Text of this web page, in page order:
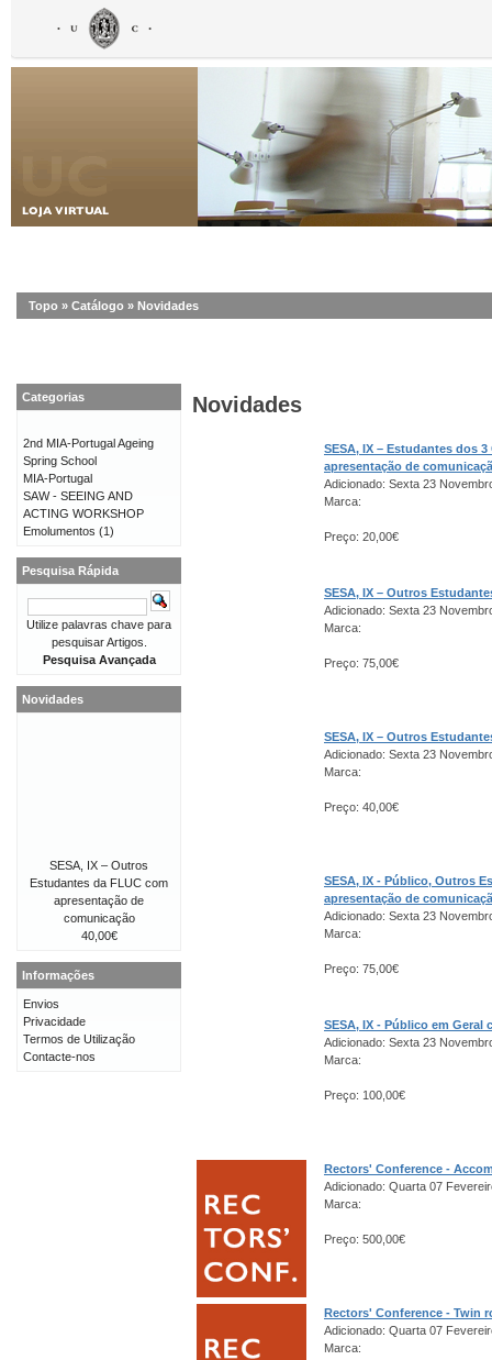
Topo » Catálogo » Novidades
Novidades
SESA, IX – Estudantes dos
apresentação de
Adicionado: Sexta 23
Marca:
Preço: 20,00€
SESA, IX – Outros
Adicionado: Sexta 23
Marca:
Preço: 75,00€
SESA, IX – Outros
Adicionado: Sexta 23
Marca:
Preço: 40,00€
SESA, IX - Público, Outros
apresentação de
Adicionado: Sexta 23
Marca:
Preço: 75,00€
SESA, IX - Público em
Adicionado: Sexta 23
Marca:
Preço: 100,00€
Rectors' Conference -
Adicionado: Quarta 07
Marca:
Preço: 500,00€
Rectors' Conference - Twin
Adicionado: Quarta 07
Marca:
Categorias
2nd MIA-Portugal Ageing
Spring School
MIA-Portugal
SAW - SEEING AND
ACTING WORKSHOP
Emolumentos (1)
Pesquisa Rápida
Utilize palavras chave para
pesquisar Artigos.
Pesquisa Avançada
Novidades
SESA, IX – Outros
Estudantes da FLUC com
apresentação de
comunicação
40,00€
Informações
Envios
Privacidade
Termos de Utilização
Contacte-nos